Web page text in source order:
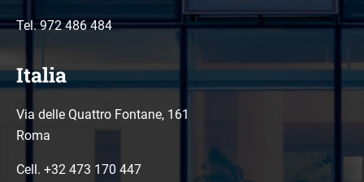
Tel.972 486 484
Italia
Via delle Quattro Fontane, 161
Roma
Cell. +32 473 170 447